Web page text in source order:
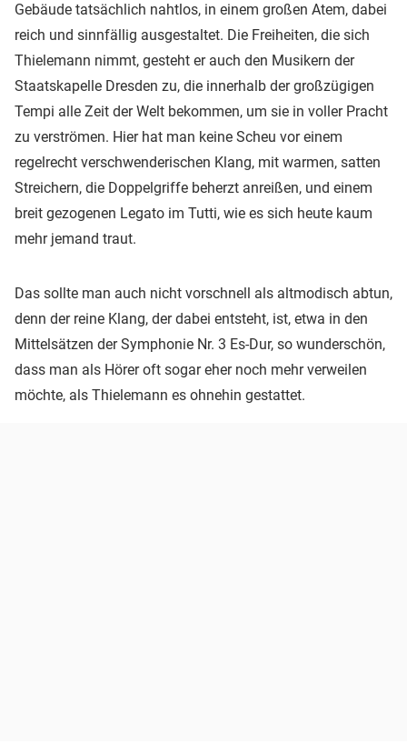
Gebäude tatsächlich nahtlos, in einem großen Atem, dabei
reich und sinnfällig ausgestaltet. Die Freiheiten, die sich
Thielemann nimmt, gesteht er auch den Musikern der
Staatskapelle Dresden zu, die innerhalb der großzügigen
Tempi alle Zeit der Welt bekommen, um sie in voller Pracht
zu verströmen. Hier hat man keine Scheu vor einem
regelrecht verschwenderischen Klang, mit warmen, satten
Streichern, die Doppelgriffe beherzt anreißen, und einem
breit gezogenen Legato im Tutti, wie es sich heute kaum
mehr jemand traut.
Das sollte man auch nicht vorschnell als altmodisch abtun,
denn der reine Klang, der dabei entsteht, ist, etwa in den
Mittelsätzen der Symphonie Nr. 3 Es-Dur, so wunderschön,
dass man als Hörer oft sogar eher noch mehr verweilen
möchte, als Thielemann es ohnehin gestattet.